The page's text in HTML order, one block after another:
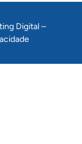
Digital –